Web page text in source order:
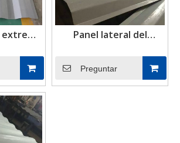
Panel lateral del
Preguntar